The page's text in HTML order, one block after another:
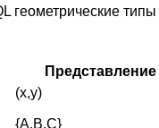
геометрические типы
Представление
(x,y)
{A,B,C}